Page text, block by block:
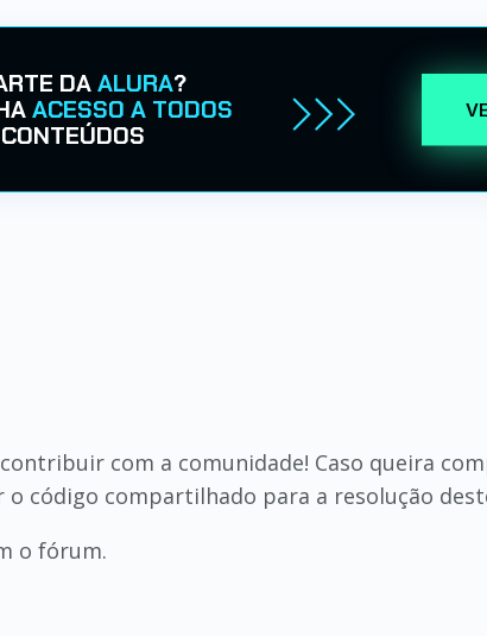
DAALURA?
ACESSO A TODOS
com a comunidade! Caso queira
o código compartilhado para a resolução
o fórum.